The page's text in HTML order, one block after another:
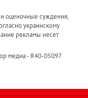
и оценочные суждения,
украинскому
рекламы несет
медиа - R40-05097